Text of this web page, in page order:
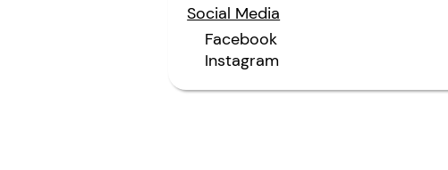
Social Media
Facebook
Instagram